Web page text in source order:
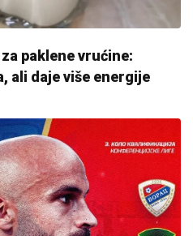
paklene vrućine:
ali daje više energije